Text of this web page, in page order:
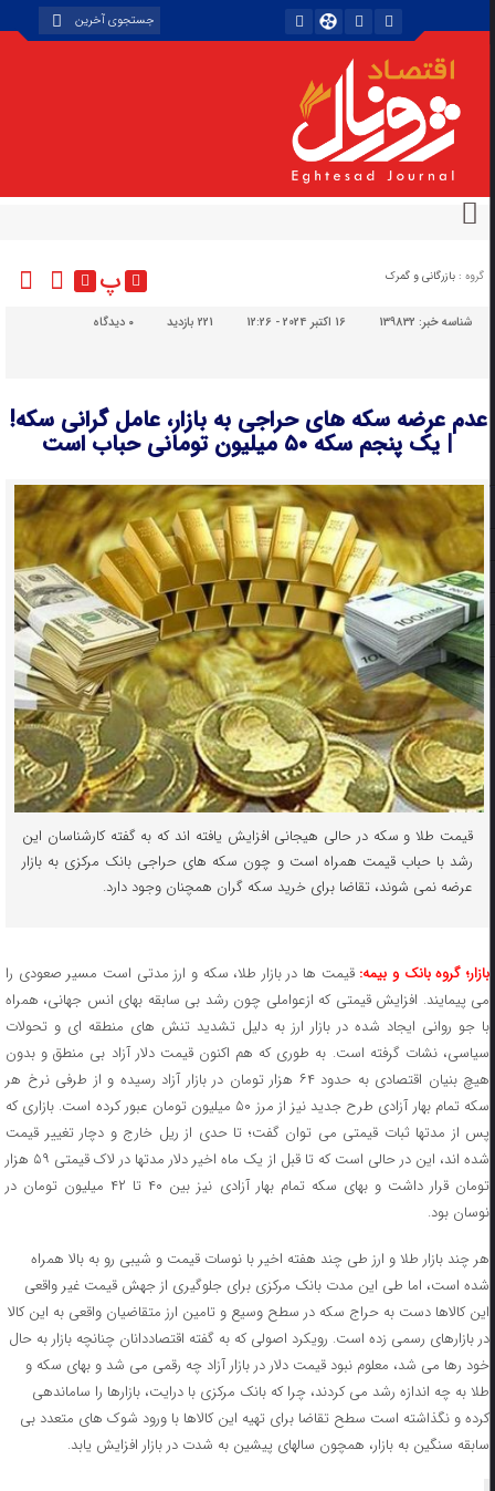
گروه : بازرگانی و گمرک پ
شناسه خبر:139832 16 اکتبر 2024 - 12:26 221 بازدید دیدگاه
عدم عرضه سکه های حراجی به بازار، عامل گرانی سکه!
| یک پنجم سکه ۵۰ میلیون تومانی حباب است
قیمت طلا و سکه در حالی هیجانی افزایش یافته اند که به گفته کارشناسان این
رشد با حباب قیمت همراه است و چون سکه های حراجی بانک مرکزی به بازار
عرضه نمی شوند، تقاضا برای خرید سکه گران همچنان وجود دارد.
بازار؛ گروه بانک و بیمه:قیمت ها در بازار طلا، سکه و ارز مدتی است مسیر صعودی را
می پیمایند. افزایش قیمتی که ازعواملی چون رشد بی سابقه بهای انس جهانی، همراه
با جو روانی ایجاد شده در بازار ارز به دلیل تشدید تنش های منطقه ای و تحولات
سیاسی، نشات گرفته است. به طوری که هم اکنون قیمت دلار آزاد بی منطق و بدون
هیچ بنیان اقتصادی به حدود ۶۴ هزار تومان در بازار آزاد رسیده و از طرفی نرخ هر
سکه تمام بهار آزادی طرح جدید نیز از مرز ۵۰ میلیون تومان عبور کرده است. بازاری که
پس از مدتها ثبات قیمتی می توان گفت؛ تا حدی از ریل خارج و دچار تغییر قیمت
شده اند، این در حالی است که تا قبل از یک ماه اخیر دلار مدتها در لاک قیمتی ۵۹ هزار
تومان قرار داشت و بهای سکه تمام بهار آزادی نیز بین ۴۰ تا ۴۲ میلیون تومان در
نوسان بود.
هر چند بازار طلا و ارز طی چند هفته اخیر با نوسات قیمت و شیبی رو به بالا همراه
شده است، اما طی این مدت بانک مرکزی برای جلوگیری از جهش قیمت غیر واقعی
این کالاها دست به حراج سکه در سطح وسیع و تامین ارز متقاضیان واقعی به این کالا
در بازارهای رسمی زده است. رویکرد اصولی که به گفته اقتصاددانان چنانچه بازار به حال
خود رها می شد، معلوم نبود قیمت دلار در بازار آزاد چه رقمی می شد و بهای سکه و
طلا به چه اندازه رشد می کردند، چرا که بانک مرکزی با درایت، بازارها را ساماندهی
کرده و نگذاشته است سطح تقاضا برای تهیه این کالاها با ورود شوک های متعدد بی
سابقه سنگین به بازار، همچون سالهای پیشین به شدت در بازار افزایش یابد.